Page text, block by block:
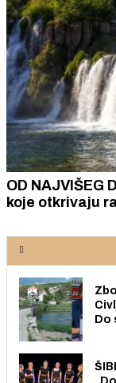
OD NAJVIŠEG
koje otkrivaju
Do